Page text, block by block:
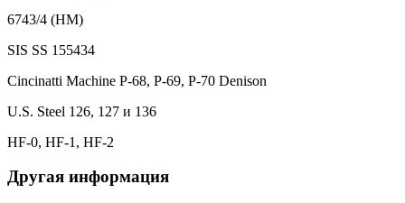
6743/4 (HM)
SIS SS 155434
Cincinatti Machine P-68, P-69, P-70 Denison
U.S. Steel 126, 127 и 136
HF-0, HF-1, HF-2
Другая информация